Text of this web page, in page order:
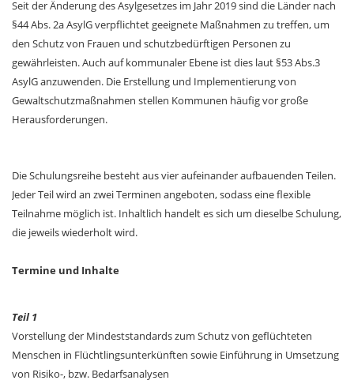
Seit der Änderung des Asylgesetzes im Jahr 2019 sind die Länder nach
§44 Abs. 2a AsylG verpflichtet geeignete Maßnahmen zu treffen, um
den Schutz von Frauen und schutzbedürftigen Personen zu
gewährleisten. Auch auf kommunaler Ebene ist dies laut §53 Abs.3
AsylG anzuwenden. Die Erstellung und Implementierung von
Gewaltschutzmaßnahmen stellen Kommunen häufig vor große
Herausforderungen.
Die Schulungsreihe besteht aus vier aufeinander aufbauenden Teilen.
Jeder Teil wird an zwei Terminen angeboten, sodass eine flexible
Teilnahme möglich ist. Inhaltlich handelt es sich um dieselbe Schulung,
die jeweils wiederholt wird.
Termine und Inhalte
Teil 1
Vorstellung der Mindeststandards zum Schutz von geflüchteten
Menschen in Flüchtlingsunterkünften sowie Einführung in Umsetzung
von Risiko-, bzw. Bedarfsanalysen